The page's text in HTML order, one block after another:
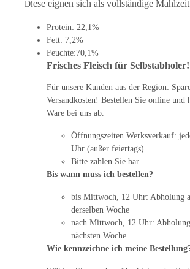
Diese eignen sich als vollständige
Protein: 22,1%
Fett: 7,2%
Feuchte:70,1%
Frisches Fleisch für Selbstabholer!
Für unsere Kunden aus der Region:
Versandkosten! Bestellen Sie online und
Ware bei uns ab.
Öffnungszeiten Werksverkauf:
Uhr (außer feiertags)
Bitte zahlen Sie bar.
Bis wann muss ich bestellen?
bis Mittwoch, 12 Uhr: Abholung
derselben Woche
nach Mittwoch, 12 Uhr:
nächsten Woche
Wie kennzeichne ich meine